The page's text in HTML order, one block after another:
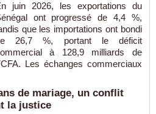
juin 2026, les exportations du
ont progressé de 4,4 %,
que les importations ont bondi
26,7 %, portant le déficit
à 128,9 milliards de
Les échanges commerciaux
de mariage, un conflit
la justice